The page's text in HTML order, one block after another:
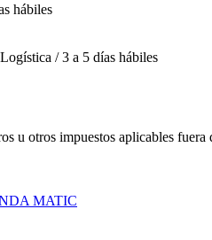
hábiles
/ 3 a 5 días hábiles
u otros impuestos aplicables